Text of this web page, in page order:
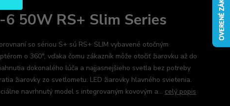
50W RS+ Slim Series
so sériou S+ sú RS+ SLIM vybavené otočným
o 360°, vďaka čomu zákazník môže otočiť žiarovku až do
dokonalého lúča a najjasnejšieho svetla bez potreby
žiarovky zo svetlometu. LED žiarovky hlavného svietenia.
navrhnutý model s integrovaným kovovým a... celý popis